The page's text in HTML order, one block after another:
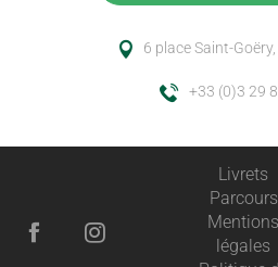
6 place Saint-
+33 (0)3 29
Livrets
Parcours
Mentions
légales